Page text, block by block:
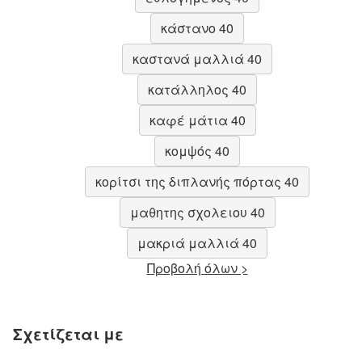
κάστανο 40
καστανά μαλλιά 40
κατάλληλος 40
καφέ μάτια 40
κομψός 40
κορίτσι της διπλανής πόρτας 40
μαθητης σχολειου 40
μακριά μαλλιά 40
Προβολή όλων >
Σχετίζεται με